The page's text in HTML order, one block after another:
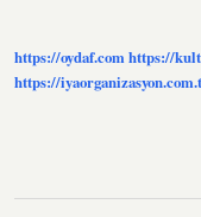
https://oydaf.comhttps://
https://